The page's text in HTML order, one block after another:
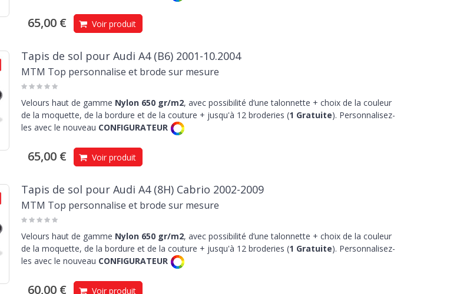
65,00 € Voir produit
Tapis de sol pour Audi A4 (B6) 2001-10.2004
MTM Top personnalise et brode sur mesure
Velours haut de gamme Nylon 650 gr/m2, avec possibilité d’une talonnette + choix de la couleur
de la moquette, de la bordure et de la couture + jusqu'à 12 broderies (1 Gratuite). Personnalisez-
les avec le nouveau CONFIGURATEUR
65,00 € Voir produit
Tapis de sol pour Audi A4 (8H) Cabrio 2002-2009
MTM Top personnalise et brode sur mesure
Velours haut de gamme Nylon 650 gr/m2, avec possibilité d’une talonnette + choix de la couleur
de la moquette, de la bordure et de la couture + jusqu'à 12 broderies (1 Gratuite). Personnalisez-
les avec le nouveau CONFIGURATEUR
60,00 € Voir produit